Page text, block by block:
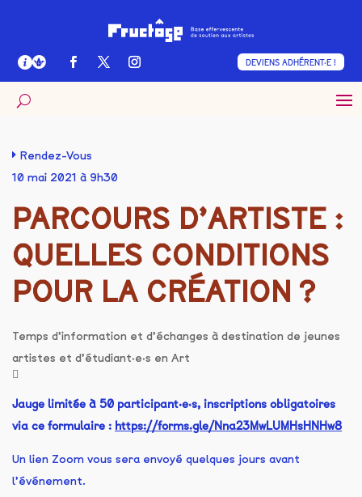
DEVIENS ADHÉRENT·E !
Rendez-Vous
10 mai 2021 à 9h30
PARCOURS D’ARTISTE :
QUELLES CONDITIONS
POUR LA CRÉATION ?
Temps d’information et d’échanges à destination de jeunes
artistes et d’étudiant·e·s en Art
Jauge limitée à 50 participant·e·s, inscriptions obligatoires
via ce formulaire : https://forms.gle/Nna23MwLUMHsHNHw8
Un lien Zoom vous sera envoyé quelques jours avant
l’événement.